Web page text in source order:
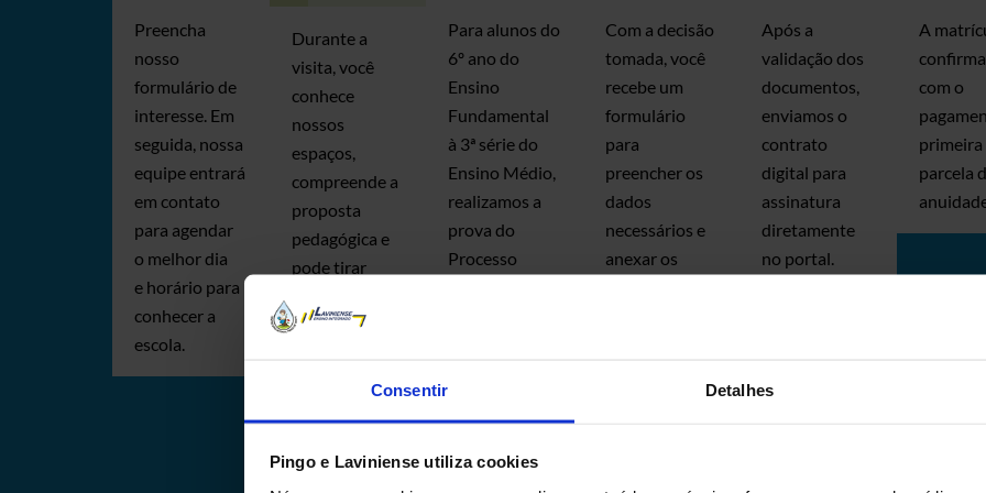
Consentir Detalhes
Pingo e Laviniense utiliza cookies
Preencha
nosso
formulário de
interesse. Em
seguida, nossa
equipe entrará
em contato
para agendar
o melhor dia
e horário para
conhecer a
escola.
Durante a
visita, você
conhece
nossos
espaços,
compreende a
proposta
pedagógica e
pode tirar
dúvidas com
Para alunos do
6º ano do
Ensino
Fundamental
à 3ª série do
Ensino Médio,
realizamos a
prova do
Processo
data, enviará o
edital e o
Com a decisão
tomada, você
recebe um
formulário
para
preencher os
dados
necessários e
anexar os
Após a
validação dos
documentos,
enviamos o
contrato
digital para
assinatura
diretamente
no portal.
A
com o
primeira
parcela